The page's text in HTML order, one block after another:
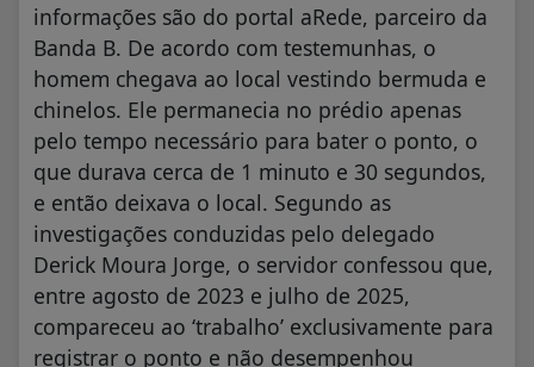
informações são do portal aRede, parceiro da
Banda B. De acordo com testemunhas, o
homem chegava ao local vestindo bermuda e
chinelos. Ele permanecia no prédio apenas
pelo tempo necessário para bater o ponto, o
que durava cerca de 1 minuto e 30 segundos,
e então deixava o local. Segundo as
investigações conduzidas pelo delegado
Derick Moura Jorge, o servidor confessou que,
entre agosto de 2023 e julho de 2025,
compareceu ao ‘trabalho’ exclusivamente para
registrar o ponto e não desempenhou